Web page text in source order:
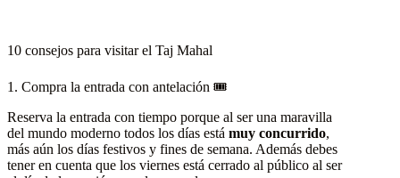
10 consejos para visitar el Taj Mahal
1. Compra la entrada con antelación 🎟️
Reserva la entrada con tiempo porque al ser una maravilla
del mundo moderno todos los días está muy concurrido,
más aún los días festivos y fines de semana. Además debes
tener en cuenta que los viernes está cerrado al público al ser